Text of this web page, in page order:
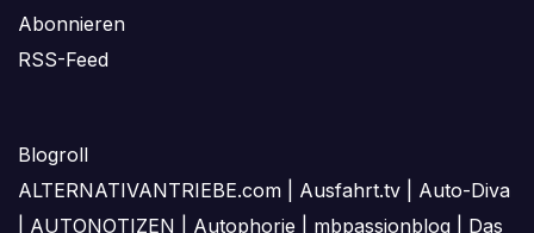
Abonnieren
RSS-Feed
Blogroll
ALTERNATIVANTRIEBE.com
Ausfahrt.tv
Auto-Diva
AUTONOTIZEN Autophorie mbpassionblog
Das